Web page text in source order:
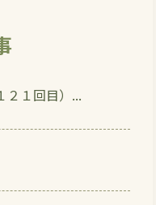
２１回目）...